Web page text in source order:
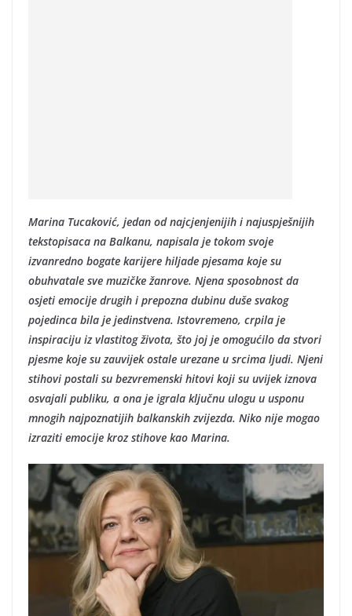
Marina Tucaković, jedan od najcjenjenijih i najuspješnijih
tekstopisaca na Balkanu, napisala je tokom svoje
izvanredno bogate karijere hiljade pjesama koje su
obuhvatale sve muzičke žanrove. Njena sposobnost da
osjeti emocije drugih i prepozna dubinu duše svakog
pojedinca bila je jedinstvena. Istovremeno, crpila je
inspiraciju iz vlastitog života, što joj je omogućilo da stvori
pjesme koje su zauvijek ostale urezane u srcima ljudi. Njeni
stihovi postali su bezvremenski hitovi koji su uvijek iznova
osvajali publiku, a ona je igrala ključnu ulogu u usponu
mnogih najpoznatijih balkanskih zvijezda. Niko nije mogao
izraziti emocije kroz stihove kao Marina.